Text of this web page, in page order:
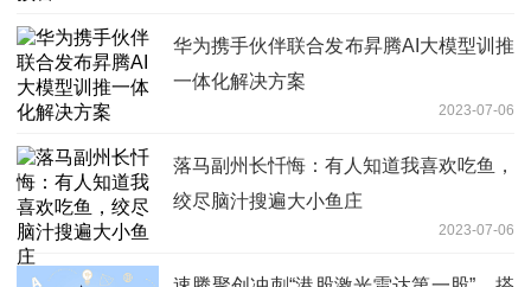
华为携手伙伴联合发布昇腾AI大模型训推
一体化解决方案
2023-07-06
落马副州长忏悔：有人知道我喜欢吃鱼，
绞尽脑汁搜遍大小鱼庄
2023-07-06